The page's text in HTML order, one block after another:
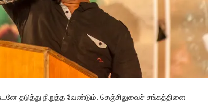
தடுத்து நிறுத்த வேண்டும். செஞ்சிலுவைச் சங்கத்தினை